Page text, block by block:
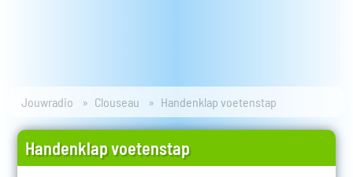
Jouwradio Clouseau Handenklap voetenstap
Handenklap voetenstap